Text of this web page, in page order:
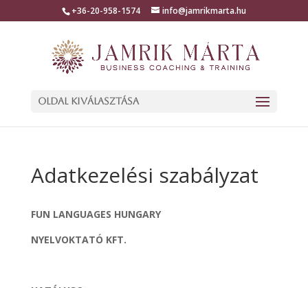
+36-20-958-1574 info@jamrikmarta.hu
Oldal kiválasztása
Adatkezelési szabályzat
FUN LANGUAGES HUNGARY
NYELVOKTATÓ KFT.